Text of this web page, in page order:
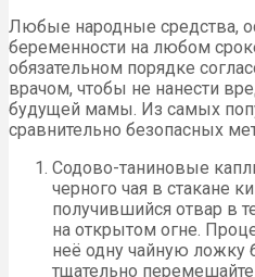
Любые народные средства,
беременности на любом
обязательном порядке
врачом, чтобы не нанести
будущей мамы. Из самых
сравнительно безопасных
Содово-таниновые
черного чая в стакане
получившийся отвар в
на открытом огне.
неё одну чайную ложку
тщательно